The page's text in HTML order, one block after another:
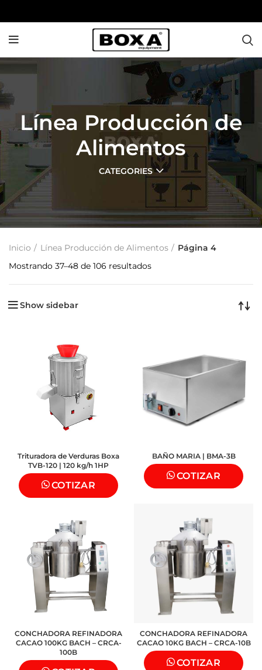
Línea Producción de
Alimentos
CATEGORIES
Inicio Línea Producción de Alimentos
Página 4
Mostrando 37–48 de 106 resultados
Show sidebar
Trituradora de Verduras Boxa
TVB-120 | 120 kg/h 1HP
COTIZAR
BAÑO MARIA | BMA-3B
COTIZAR
CONCHADORA REFINADORA
CACAO 100KG BACH – CRCA-
100B
CONCHADORA REFINADORA
CACAO 10KG BACH – CRCA-10B
COTIZAR